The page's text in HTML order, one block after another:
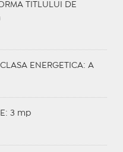
TITLULUI DE
CLASA ENERGETICA: A
3 mp